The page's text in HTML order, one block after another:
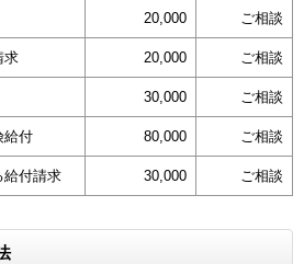
20,000 ご相談
求 20,000 ご相談
30,000 ご相談
給付 80,000 ご相談
給付請求 30,000 ご相談